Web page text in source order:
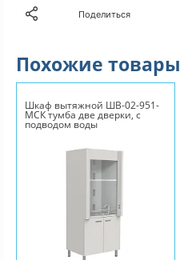
Поделиться
Похожие товары
Шкаф вытяжной ШВ-02-951-
МСК тумба две дверки, с
подводом воды
нержавеющая сталь